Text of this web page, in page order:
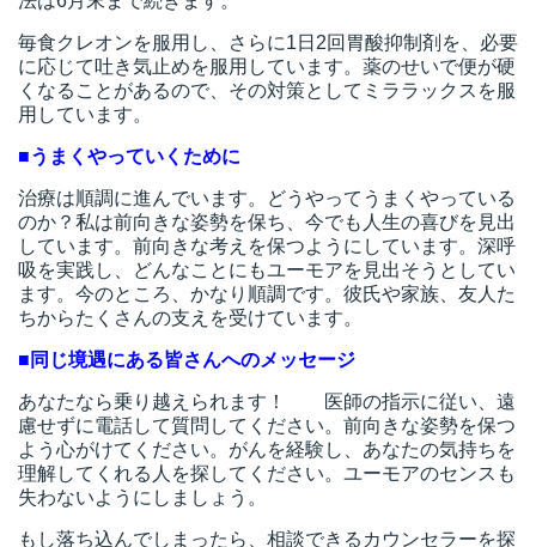
毎食クレオンを服用し、さらに1日2回胃酸抑制剤を、必要
に応じて吐き気止めを服用しています。薬のせいで便が硬
くなることがあるので、その対策としてミララックスを服
用しています。
■うまくやっていくために
治療は順調に進んでいます。どうやってうまくやっている
のか？私は前向きな姿勢を保ち、今でも人生の喜びを見出
しています。前向きな考えを保つようにしています。深呼
吸を実践し、どんなことにもユーモアを見出そうとしてい
ます。今のところ、かなり順調です。彼氏や家族、友人た
ちからたくさんの支えを受けています。
■同じ境遇にある皆さんへのメッセージ
あなたなら乗り越えられます！ 医師の指示に従い、遠
慮せずに電話して質問してください。前向きな姿勢を保つ
よう心がけてください。がんを経験し、あなたの気持ちを
理解してくれる人を探してください。ユーモアのセンスも
失わないようにしましょう。
もし落ち込んでしまったら、相談できるカウンセラーを探